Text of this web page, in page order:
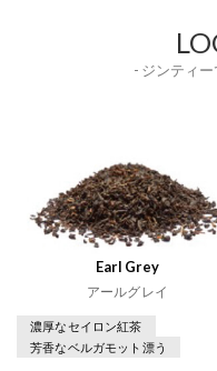
- ジンティ
Earl Grey
アールグレイ
濃厚なセイロン紅茶
芳香なベルガモット漂う